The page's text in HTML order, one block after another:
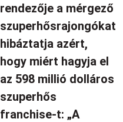
rendezője a mérgező
szuperhősrajongókat
hibáztatja azért,
hogy miért hagyja el
az 598 millió dolláros
szuperhős
franchise-t: „A